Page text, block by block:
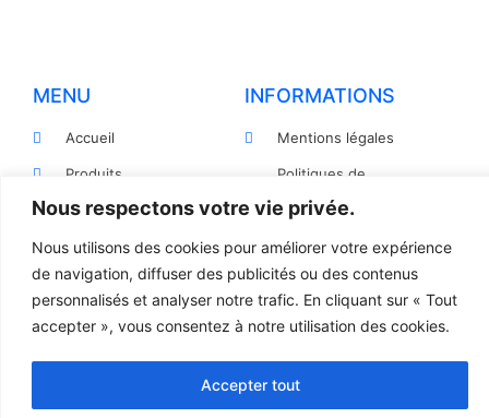
Nous respectons votre vie privée.
Nous utilisons des cookies pour améliorer votre expérience
de navigation, diffuser des publicités ou des contenus
personnalisés et analyser notre trafic. En cliquant sur « Tout
accepter », vous consentez à notre utilisation des cookies.
Accepter tout
MENU
Accueil
Produits
Pièces détachées
Devis
Contact
INFORMATIONS
Mentions légales
Politiques de
vente
© 2023 TOUS DROITS RÉSERVÉS - LCR